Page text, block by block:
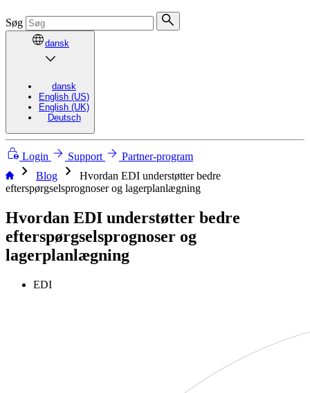
Søg
dansk
dansk
English (US)
English (UK)
Deutsch
Login Support Partner-program
chevron_right Blog chevron_right
Hvordan EDI understøtter bedre
efterspørgselsprognoser og lagerplanlægning
Hvordan EDI understøtter bedre
efterspørgselsprognoser og
lagerplanlægning
EDI